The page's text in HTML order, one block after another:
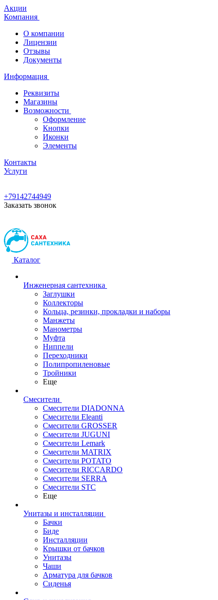
Акции
Компания
О компании
Лицензии
Отзывы
Документы
Информация
Реквизиты
Магазины
Возможности
Оформление
Кнопки
Иконки
Элементы
Контакты
Услуги
+79142744949
Заказать звонок
Каталог
Инженерная сантехника
Заглушки
Коллекторы
Кольца, резинки, прокладки и наборы
Манжеты
Манометры
Муфта
Ниппели
Переходники
Полипропиленовые
Тройники
Еще
Смесители
Смесители DIADONNA
Смесители Eleanti
Смесители GROSSER
Смесители JUGUNI
Смесители Lemark
Смесители MATRIX
Смесители POTATO
Смесители RICCARDO
Смесители SERRA
Смесители STC
Еще
Унитазы и инсталляции
Бачки
Биде
Инсталляции
Крышки от бачков
Унитазы
Чаши
Арматура для бачков
Сиденья